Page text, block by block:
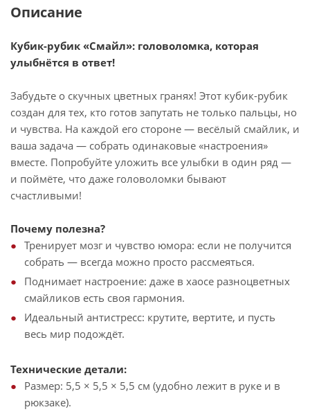
Описание
Кубик-рубик «Смайл»: головоломка, которая
улыбнётся в ответ!
Забудьте о скучных цветных гранях! Этот кубик-рубик
создан для тех, кто готов запутать не только пальцы, но
и чувства. На каждой его стороне — весёлый смайлик, и
ваша задача — собрать одинаковые «настроения»
вместе. Попробуйте уложить все улыбки в один ряд —
и поймёте, что даже головоломки бывают
счастливыми!
Почему полезна?
Тренирует мозг и чувство юмора: если не получится
собрать — всегда можно просто рассмеяться.
Поднимает настроение: даже в хаосе разноцветных
смайликов есть своя гармония.
Идеальный антистресс: крутите, вертите, и пусть
весь мир подождёт.
Технические детали:
Размер: 5,5 × 5,5 × 5,5 см (удобно лежит в руке и в
рюкзаке).